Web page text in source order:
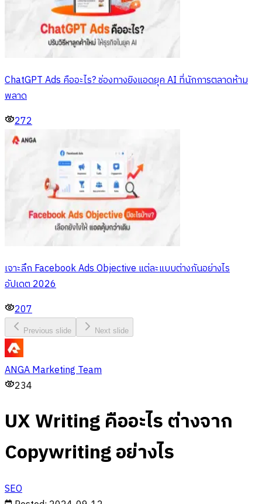
ChatGPT Ads คืออะไร? ช่องทางยิงแอดยุค AI ที่นักการตลาดห้าม
พลาด
272
เจาะลึก Facebook Ads Objective แต่ละแบบต่างกันอย่างไร
อัปเดต 2026
207
Previous slide Next slide
ANGA Marketing Team
234
UX Writing คืออะไร ต่างจาก
Copywriting อย่างไร
SEO